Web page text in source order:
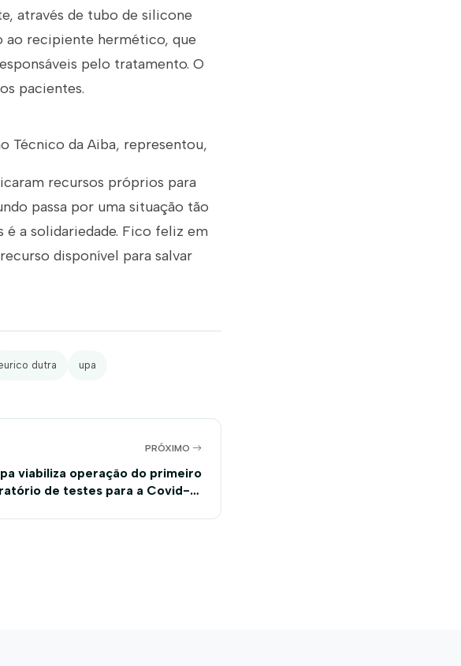
através de tubo de silicone
ao recipiente hermético, que
pelo tratamento. O
pacientes.
Técnico da Aiba, representou,
recursos próprios para
passa por uma situação tão
é a solidariedade. Fico feliz em
disponível para salvar
dutra upa
PRÓXIMO
viabiliza operação do primeiro
de testes para a Covid-19